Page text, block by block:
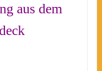
aus dem